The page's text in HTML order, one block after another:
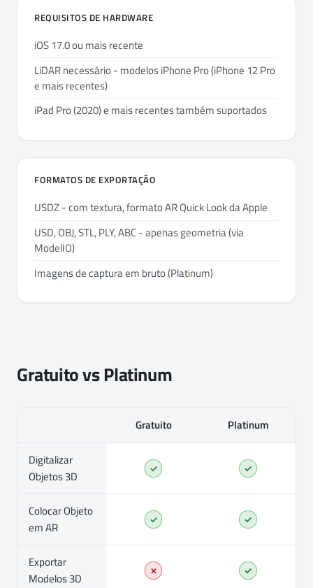
REQUISITOS DE HARDWARE
iOS 17.0 ou mais recente
LiDAR necessário - modelos iPhone Pro (iPhone 12 Pro
e mais recentes)
iPad Pro (2020) e mais recentes também suportados
FORMATOS DE EXPORTAÇÃO
USDZ - com textura, formato AR Quick Look da Apple
USD, OBJ, STL, PLY, ABC - apenas geometria (via
ModelIO)
Imagens de captura em bruto (Platinum)
Gratuito vs Platinum
Gratuito Platinum
Digitalizar
Objetos 3D
✓ ✓
Colocar Objeto
em AR
✓ ✓
Exportar
Modelos 3D
✗ ✓